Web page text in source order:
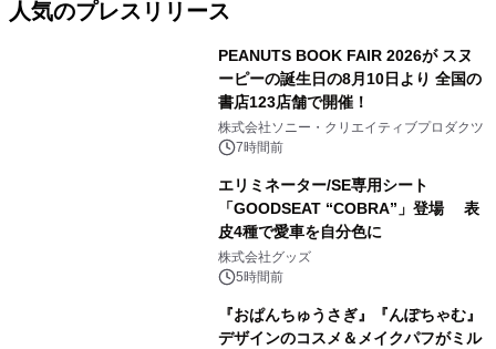
人気のプレスリリース
PEANUTS BOOK FAIR 2026が スヌ
ーピーの誕生日の8月10日より 全国の
書店123店舗で開催！
株式会社ソニー・クリエイティブプロダクツ
7時間前
エリミネーター/SE専用シート
「GOODSEAT “COBRA”」登場 表
皮4種で愛車を自分色に
株式会社グッズ
5時間前
『おぱんちゅうさぎ』『んぽちゃむ』
デザインのコスメ＆メイクパフがミル